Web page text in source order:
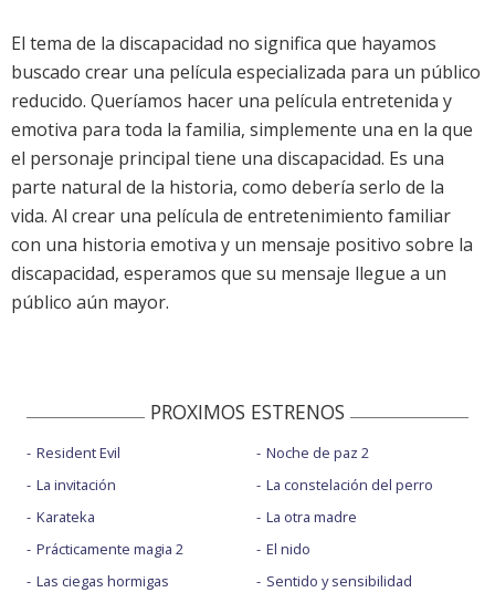
El tema de la discapacidad no significa que hayamos
buscado crear una película especializada para un público
reducido. Queríamos hacer una película entretenida y
emotiva para toda la familia, simplemente una en la que
el personaje principal tiene una discapacidad. Es una
parte natural de la historia, como debería serlo de la
vida. Al crear una película de entretenimiento familiar
con una historia emotiva y un mensaje positivo sobre la
discapacidad, esperamos que su mensaje llegue a un
público aún mayor.
PROXIMOS ESTRENOS
Resident Evil
La invitación
Karateka
Prácticamente magia 2
Las ciegas hormigas
Noche de paz 2
La constelación del perro
La otra madre
El nido
Sentido y sensibilidad